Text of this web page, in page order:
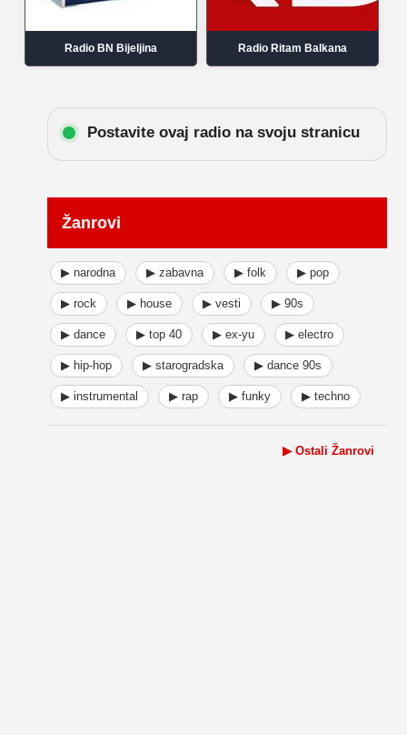
Radio BN Bijeljina Radio Ritam Balkana
Postavite ovaj radio na svoju stranicu
Žanrovi
▶ narodna ▶ zabavna ▶ folk ▶ pop
▶ rock ▶ house ▶ vesti ▶ 90s
▶ dance ▶ top 40 ▶ ex-yu ▶ electro
▶ hip-hop ▶ starogradska ▶ dance 90s
▶ instrumental ▶ rap ▶ funky ▶ techno
▶ Ostali Žanrovi